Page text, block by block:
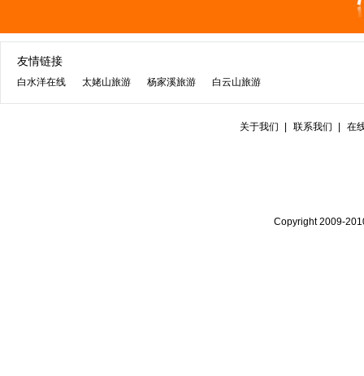
友情链接
白水洋在线 太姥山旅游 杨家溪旅游 白云山旅游
关于我们 联系我们 在
Copyright 2009-